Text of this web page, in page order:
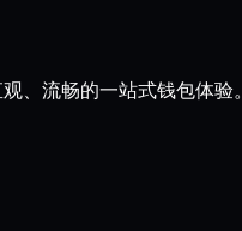
、流畅的一站式钱包体验。